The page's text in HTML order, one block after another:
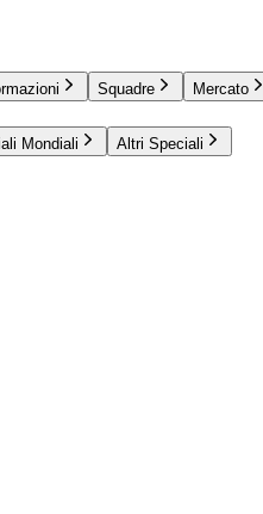
Squadre Mercato
Mondiali Altri Speciali